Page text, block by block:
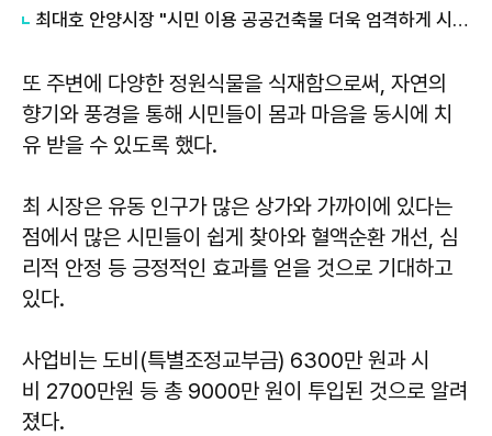
최대호 안양시장 "시민 이용 공공건축물 더욱 엄격하게 시공 품질 확보돼야"
또 주변에 다양한 정원식물을 식재함으로써, 자연의
향기와 풍경을 통해 시민들이 몸과 마음을 동시에 치
유 받을 수 있도록 했다.
최 시장은 유동 인구가 많은 상가와 가까이에 있다는
점에서 많은 시민들이 쉽게 찾아와 혈액순환 개선, 심
리적 안정 등 긍정적인 효과를 얻을 것으로 기대하고
있다.
사업비는 도비(특별조정교부금) 6300만 원과 시
비 2700만원 등 총 9000만 원이 투입된 것으로 알려
졌다.